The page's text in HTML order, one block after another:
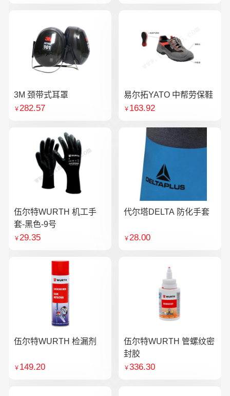
3M 颈带式耳罩
￥282.57
易尔拓YATO 中帮劳保鞋
￥ 163.92
伍尔特WURTH 机工手
套-黑色-9号
￥29.35
代尔塔DELTA 防化手套
￥28.00
伍尔特WURTH 检漏剂
￥ 149.20
伍尔特WURTH 管螺纹密
封胶
￥336.30